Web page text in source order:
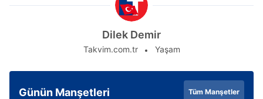
Metnimiziziyaret edebilirsiniz.
6698 sayılı Kişisel Verilerin Korunması Kanunu uyarınca
hazırlanmış Aydınlatma Metnimizi okumak ve sitemizde
Dilek Demir
Takvim.com.tr Yaşam
Günün Manşetleri Tüm Manşetler